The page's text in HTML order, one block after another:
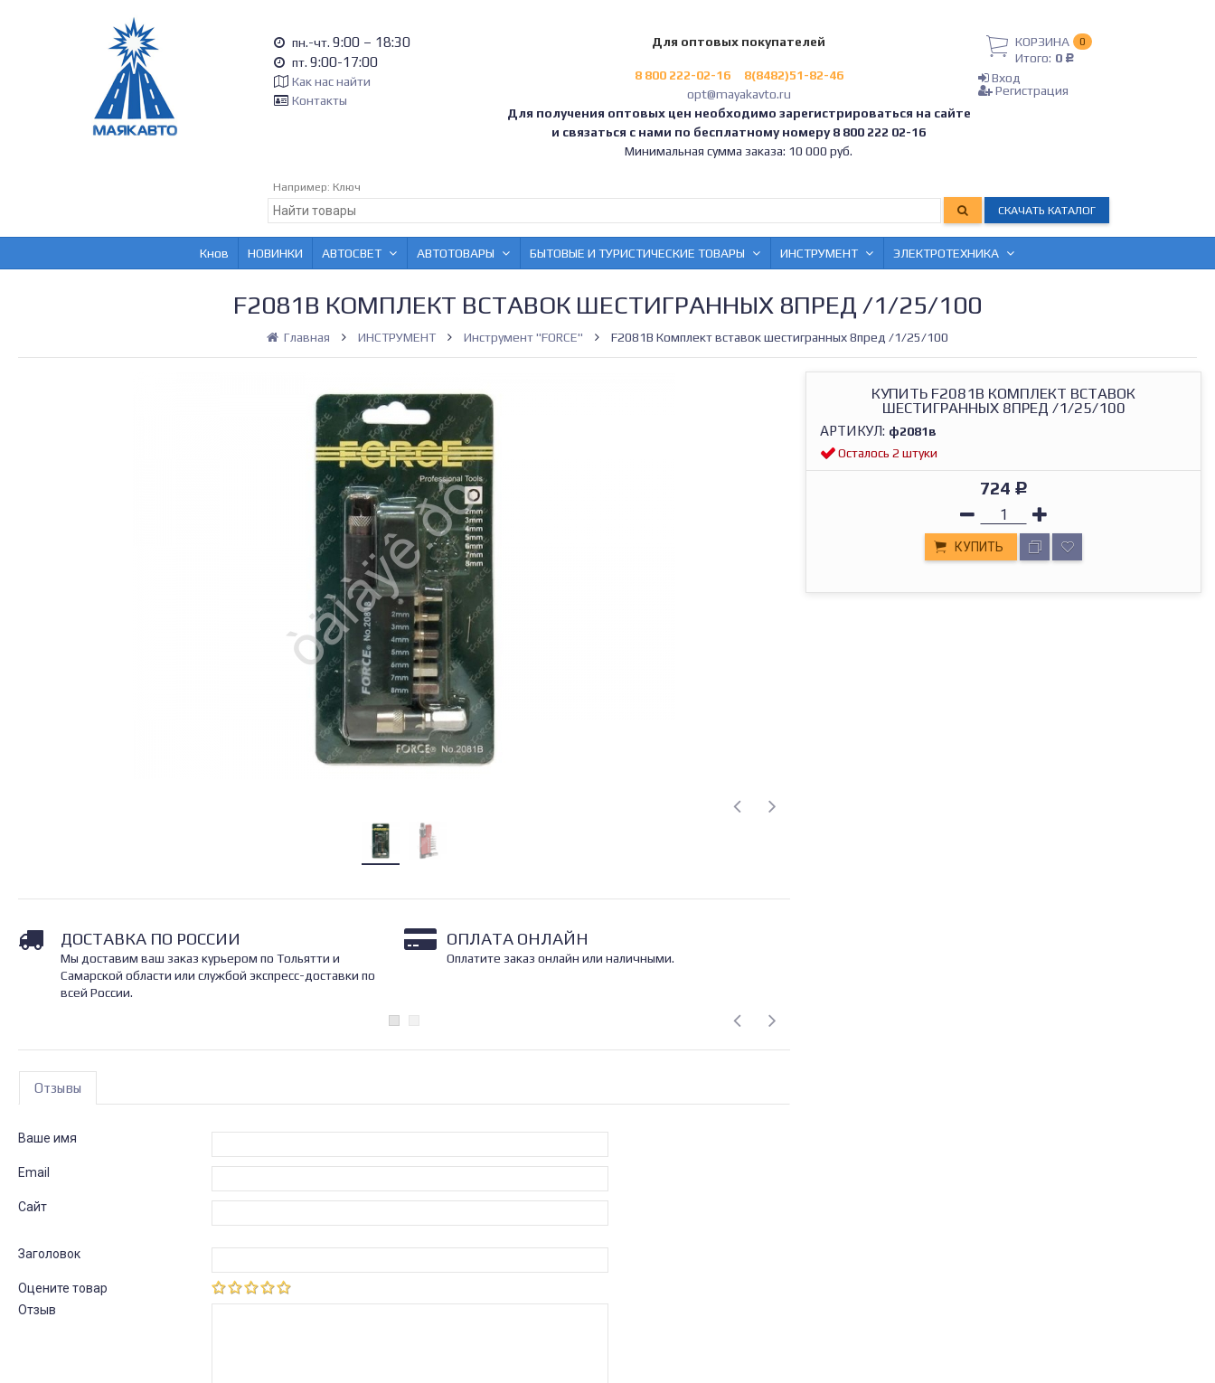
пн.-чт. 9:00 – 18:30
пт. 9:00-17:00
Как нас найти
Контакты
Для оптовых покупателей
8 800 222-02-16
8(8482)51-82-46
opt@mayakavto.ru
Для получения оптовых цен необходимо зарегистрироваться на сайте
и связаться с нами по бесплатному номеру 8 800 222 02-16
Минимальная сумма заказа: 10 000 руб.
КОРЗИНА 0
Итого: 0 Р
Вход
Регистрация
Например: Ключ
СКАЧАТЬ КАТАЛОГ
Кнов НОВИНКИ АВТОСВЕТ АВТОТОВАРЫ БЫТОВЫЕ И ТУРИСТИЧЕСКИЕ ТОВАРЫ ИНСТРУМЕНТ ЭЛЕКТРОТЕХНИКА
F2081B КОМПЛЕКТ ВСТАВОК ШЕСТИГРАННЫХ 8ПРЕД /1/25/100
Главная ИНСТРУМЕНТ Инструмент "FORCE" F2081B Комплект вставок шестигранных 8пред /1/25/100
КУПИТЬ F2081B КОМПЛЕКТ ВСТАВОК
ШЕСТИГРАННЫХ 8ПРЕД /1/25/100
АРТИКУЛ: ф2081в
Осталось 2 штуки
724 Р
КУПИТЬ
ДОСТАВКА ПО РОССИИ
Мы доставим ваш заказ курьером по Тольятти и
Самарской области или службой экспресс-доставки по
всей России.
ОПЛАТА ОНЛАЙН
Оплатите заказ онлайн или наличными.
Отзывы
Ваше имя
Email
Сайт
Заголовок
Оцените товар
Отзыв